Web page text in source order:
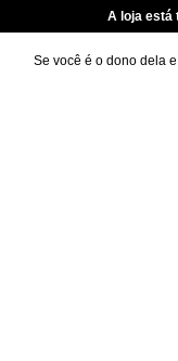
A loja está
Se você é o dono dela